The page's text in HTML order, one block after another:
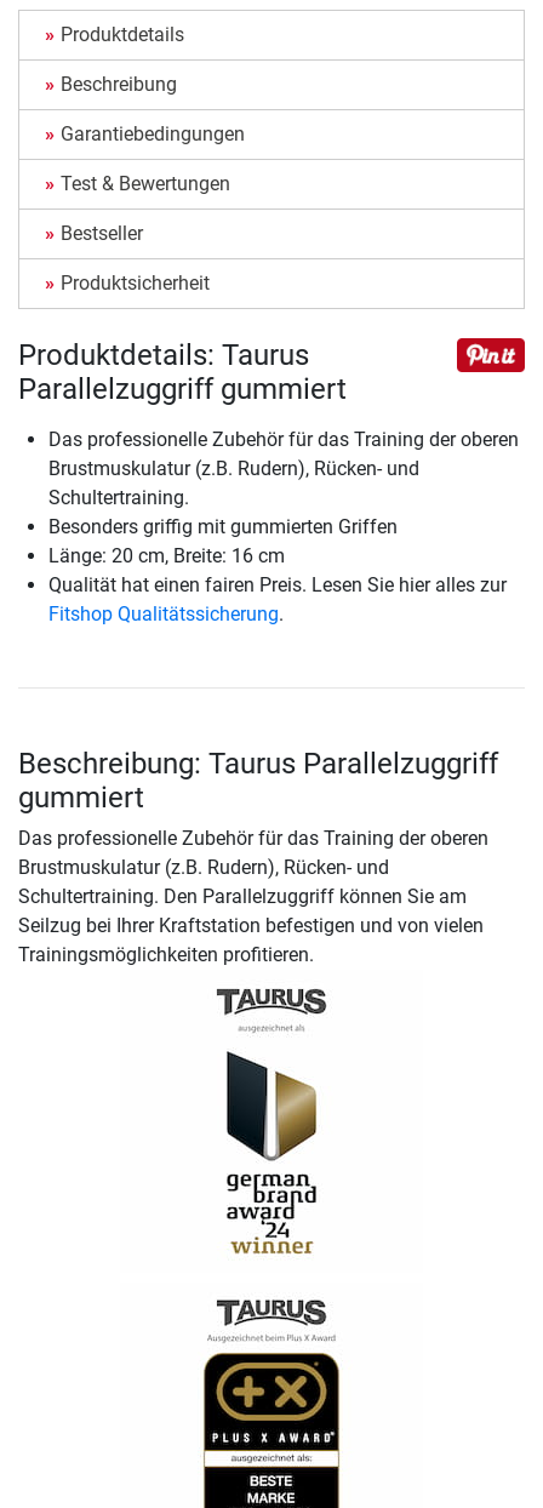
Produktdetails
Beschreibung
Garantiebedingungen
Test & Bewertungen
Bestseller
Produktsicherheit
Produktdetails: Taurus
Parallelzuggriff gummiert
Das professionelle Zubehör für das Training der oberen
Brustmuskulatur (z.B. Rudern), Rücken- und
Schultertraining.
Besonders griffig mit gummierten Griffen
Länge: 20 cm, Breite: 16 cm
Qualität hat einen fairen Preis. Lesen Sie hier alles zur
Fitshop Qualitätssicherung.
Beschreibung: Taurus Parallelzuggriff
gummiert
Das professionelle Zubehör für das Training der oberen
Brustmuskulatur (z.B. Rudern), Rücken- und
Schultertraining. Den Parallelzuggriff können Sie am
Seilzug bei Ihrer Kraftstation befestigen und von vielen
Trainingsmöglichkeiten profitieren.